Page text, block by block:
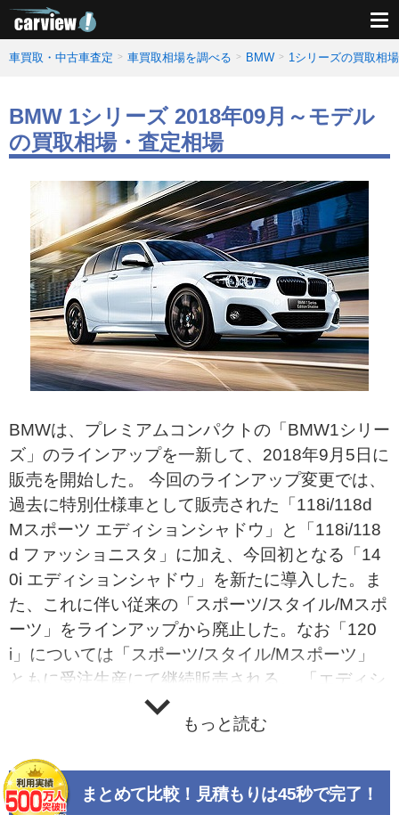
車買取・中古車査定 車買取相場を調べる BMW 1シリーズの買取相
BMW 1シリーズ 2018年09月～モデル
の買取相場・査定相場
BMWは、プレミアムコンパクトの「BMW1シリー
ズ」のラインアップを一新して、2018年9月5日に
販売を開始した。 今回のラインアップ変更では、
過去に特別仕様車として販売された「118i/118d
Mスポーツ エディションシャドウ」と「118i/118
d ファッショニスタ」に加え、今回初となる「14
0i エディションシャドウ」を新たに導入した。ま
た、これに伴い従来の「スポーツ/スタイル/Mスポ
ーツ」をラインアップから廃止した。なお「120
i」については「スポーツ/スタイル/Mスポーツ」
ともに受注生産にて継続販売される。 「エディシ
ョンシャドウ」は、ダークヘッドライトやジェッ
トブラックの18インチ アロイホイールなど、スポ
グサポートパッケージやストップ&amp;ゴー機能
付アクティブクルーズコントロールなどの安全装
もっと読む
まとめて比較！見積もりは45秒で完了！